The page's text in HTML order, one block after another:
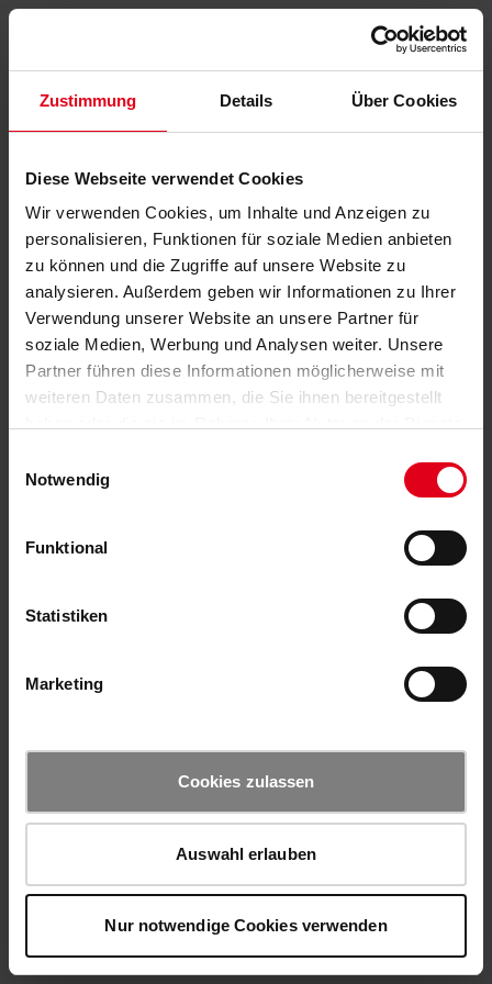
Zustimmung Details Über Cookies
Diese Webseite verwendet Cookies
Wir verwenden Cookies, um Inhalte und Anzeigen zu
personalisieren, Funktionen für soziale Medien anbieten
zu können und die Zugriffe auf unsere Website zu
analysieren. Außerdem geben wir Informationen zu Ihrer
Verwendung unserer Website an unsere Partner für
soziale Medien, Werbung und Analysen weiter. Unsere
Partner führen diese Informationen möglicherweise mit
weiteren Daten zusammen, die Sie ihnen bereitgestellt
Notwendig
Funktional
Statistiken
Marketing
Cookies zulassen
Auswahl erlauben
Nur notwendige Cookies verwenden